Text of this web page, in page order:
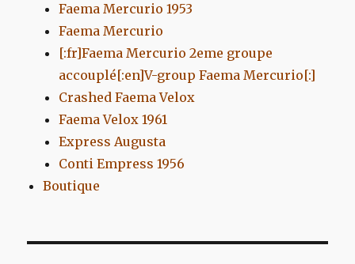
Faema Mercurio 1953
Faema Mercurio
[:fr]Faema Mercurio 2eme groupe
accouplé[:en]V-group Faema Mercurio[:]
Crashed Faema Velox
Faema Velox 1961
Express Augusta
Conti Empress 1956
Boutique